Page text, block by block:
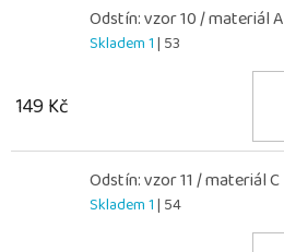
Odstín: vzor 10 / materiál A
Skladem 1| 53
149 Kč
Odstín: vzor 11 / materiál C
Skladem 1| 54